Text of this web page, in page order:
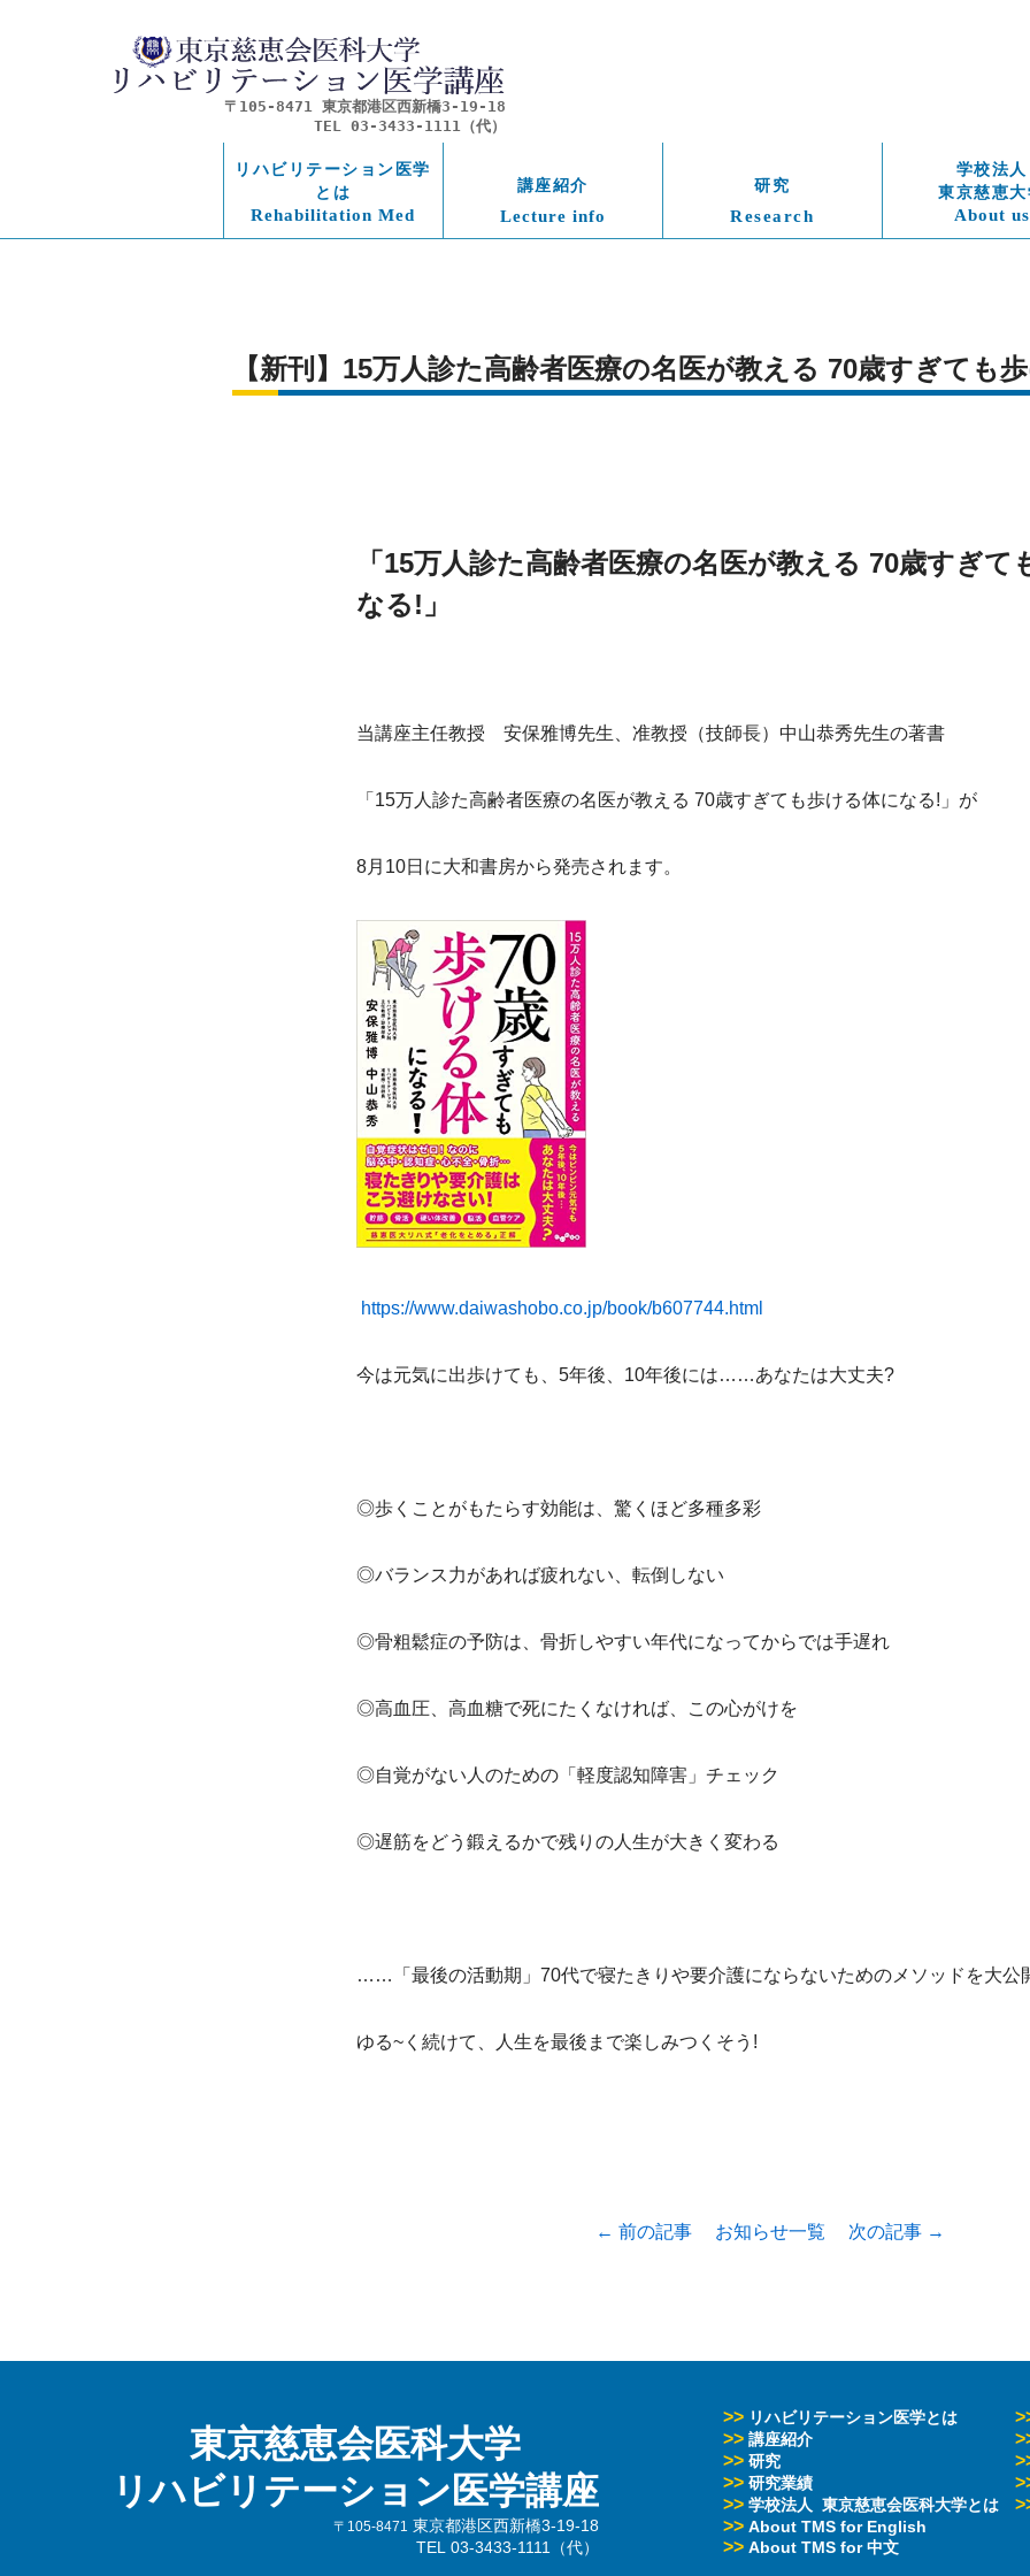
〒105-8471 東京都港区西新橋3-19-18
TEL 03-3433-1111（代）
リハビリテーション医学
とは
Rehabilitation Med
講座紹介
Lecture info
研究
Research
学校法人
東京慈恵
About us
【新刊】15万人診た高齢者医療の名医が教える 70歳すぎても
「 15万人診た高齢者医療の名医が教える 70歳すぎて
なる!」
当講座主任教授　安保雅博先生、准教授（技師長）中山恭秀先生の著書
「15万人診た高齢者医療の名医が教える 70歳すぎても歩ける体になる!」が
8月10日に大和書房から発売されます。
https://www.daiwashobo.co.jp/book/b607744.html
今は元気に出歩けても、5年後、10年後には……あなたは大丈夫?
◎歩くことがもたらす効能は、驚くほど多種多彩
◎バランス力があれば疲れない、転倒しない
◎骨粗鬆症の予防は、骨折しやすい年代になってからでは手遅れ
◎高血圧、高血糖で死にたくなければ、この心がけを
◎自覚がない人のための「軽度認知障害」チェック
◎遅筋をどう鍛えるかで残りの人生が大きく変わる
……「最後の活動期」70代で寝たきりや要介護にならないためのメソッドを大公
ゆる~く続けて、人生を最後まで楽しみつくそう!
← 前の記事 お知らせ一覧 次の記事 →
東京慈恵会医科大学
リハビリテーション医学講座
〒105-8471
東京都港区西新橋3-19-18
TEL 03-3433-1111（代）
>> リハビリテーション医学とは
>> 講座紹介
>> 研究
>> 研究業績
>> 学校法人 東京慈恵会医科大学とは
>> About TMS for English
>> About TMS for 中文